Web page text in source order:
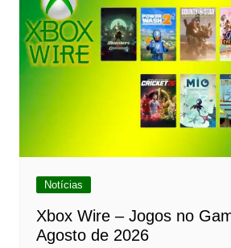
Notícias
Xbox Wire – Jogos no
Agosto de 2026